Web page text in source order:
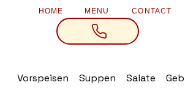
HOME MENU CONTACT
Vorspeisen Suppen Salate